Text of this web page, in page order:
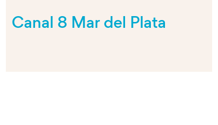
Canal 8 Mar del Plata